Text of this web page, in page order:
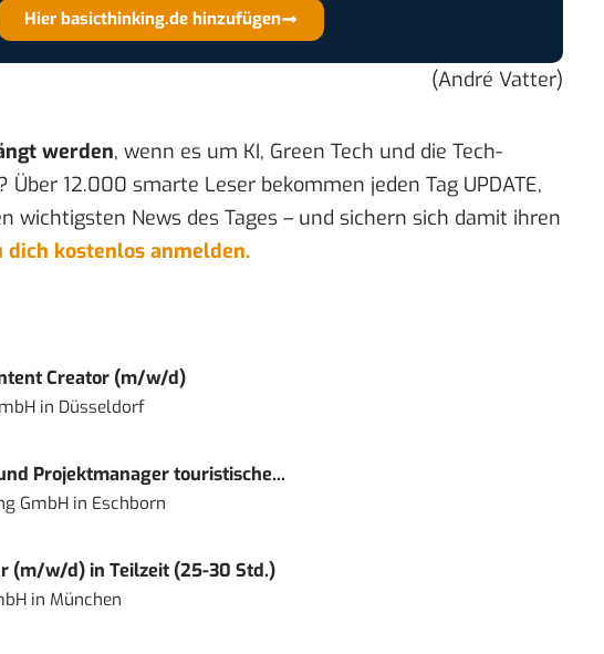
Hier basicthinking.de hinzufügen
(André Vatter)
werden, wenn es um KI, Green Tech und die Tech-
12.000 smarte Leser bekommen jeden Tag UPDATE,
wichtigsten News des Tages – und sichern sich damit ihren
dich kostenlos anmelden.
Creator (m/w/d)
in Düsseldorf
Projektmanager touristische...
GmbHin Eschborn
(m/w/d) in Teilzeit (25-30 Std.)
in München